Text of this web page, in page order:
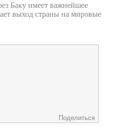
Баку имеет важнейшее
выход страны на мировые
Поделиться